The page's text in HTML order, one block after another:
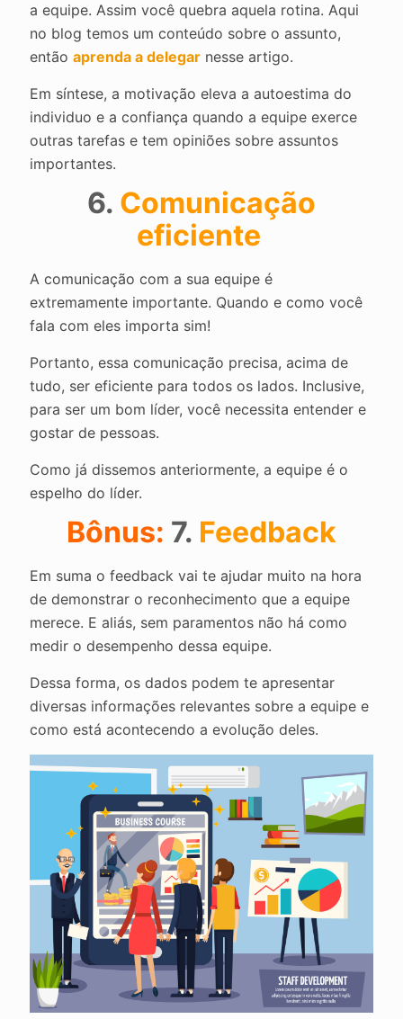
a equipe. Assim você quebra aquela rotina. Aqui
no blog temos um conteúdo sobre o assunto,
então aprenda a delegar nesse artigo.
Em síntese, a motivação eleva a autoestima do
individuo e a confiança quando a equipe exerce
outras tarefas e tem opiniões sobre assuntos
importantes.
6. Comunicação
eficiente
A comunicação com a sua equipe é
extremamente importante. Quando e como você
fala com eles importa sim!
Portanto, essa comunicação precisa, acima de
tudo, ser eficiente para todos os lados. Inclusive,
para ser um bom líder, você necessita entender e
gostar de pessoas.
Como já dissemos anteriormente, a equipe é o
espelho do líder.
Bônus: 7. Feedback
Em suma o feedback vai te ajudar muito na hora
de demonstrar o reconhecimento que a equipe
merece. E aliás, sem paramentos não há como
medir o desempenho dessa equipe.
Dessa forma, os dados podem te apresentar
diversas informações relevantes sobre a equipe e
como está acontecendo a evolução deles.